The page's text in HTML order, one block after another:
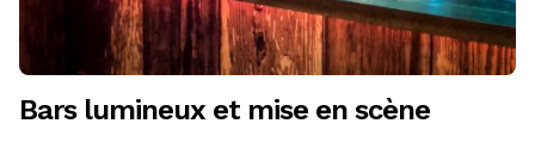
Bars lumineux et mise en scène